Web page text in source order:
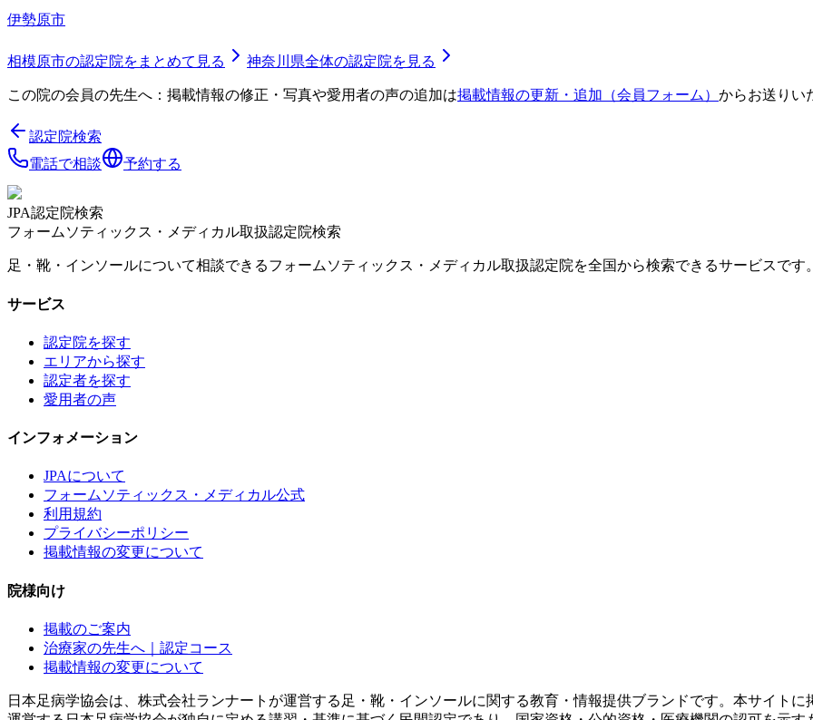
伊勢原市
相模原市の認定院をまとめて見る 神奈川県全体の認定院を見る
この院の会員の先生へ：掲載情報の修正・写真や愛用者の声の追加は掲載情報の更新・追加（会員フォーム） からお送りい
認定院検索
電話で相談
予約する
JPA認定院検索
フォームソティックス・メディカル取扱認定院検索
足・靴・インソールについて相談できるフォームソティックス・メディカル取扱認定院を全国から検索できるサービスです。
サービス
認定院を探す
エリアから探す
認定者を探す
愛用者の声
インフォメーション
JPAについて
フォームソティックス・メディカル公式
利用規約
プライバシーポリシー
掲載情報の変更について
院様向け
掲載のご案内
治療家の先生へ｜認定コース
掲載情報の変更について
日本足病学協会は、株式会社ランナートが運営する足・靴・インソールに関する教育・情報提供ブランドです。本サイト